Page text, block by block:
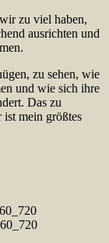
zu viel haben,
ausrichten und
zu sehen, wie
und wie sich ihre
Das zu
mein größtes